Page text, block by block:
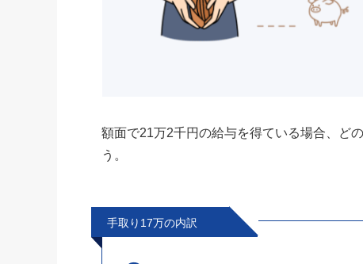
額面で21万2千円の給与を得ている場合、ど
う。
手取り17万の内訳